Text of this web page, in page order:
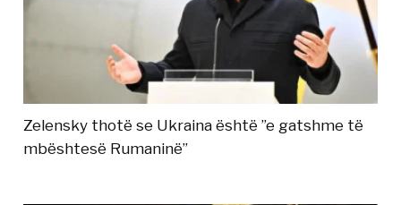
Zelensky thotë se Ukraina është ”e gatshme të
mbështesë Rumaninë”